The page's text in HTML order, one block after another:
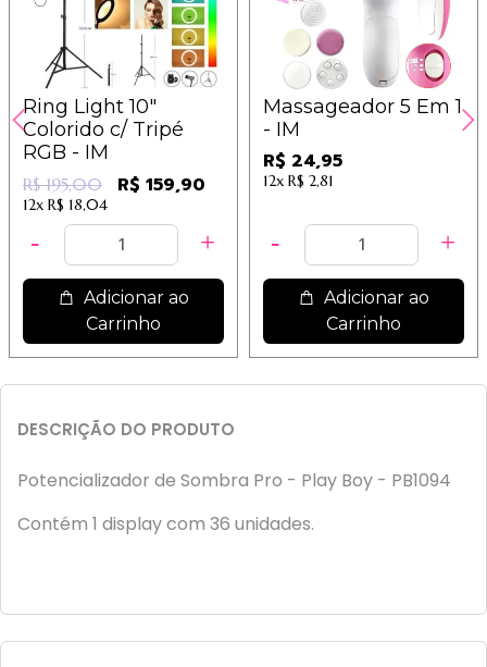
Ring Light 10"
Colorido c/ Tripé
RGB - IM
R$ 195,00 R$ 159,90
12x R$ 18,04
Adicionar ao
Carrinho
Massageador 5 Em 1
- IM
R$ 24,95
12x R$ 2,81
Adicionar ao
Carrinho
DESCRIÇÃO DO PRODUTO
Potencializador de Sombra Pro - Play Boy - PB1094
Contém 1 display com 36 unidades.